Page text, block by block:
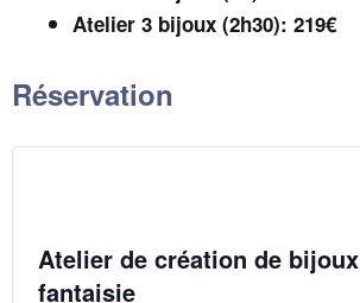
Atelier 3 bijoux (2h30): 219€
Réservation
Atelier de création de bijoux
fantaisie